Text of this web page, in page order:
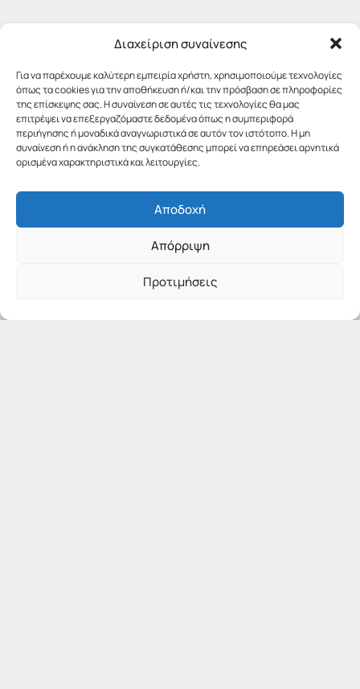
Διαχείριση συναίνεσης
Για να παρέχουμε καλύτερη εμπειρία χρήστη, χρησιμοποιούμε τεχνολογίες
όπως τα cookies για την αποθήκευση ή/και την πρόσβαση σε πληροφορίες
της επίσκεψης σας. Η συναίνεση σε αυτές τις τεχνολογίες θα μας
επιτρέψει να επεξεργαζόμαστε δεδομένα όπως η συμπεριφορά
περιήγησης ή μοναδικά αναγνωριστικά σε αυτόν τον ιστότοπο. Η μη
συναίνεση ή η ανάκληση της συγκατάθεσης μπορεί να επηρεάσει αρνητικά
ορισμένα χαρακτηριστικά και λειτουργίες.
Αποδοχή
Απόρριψη
Προτιμήσεις